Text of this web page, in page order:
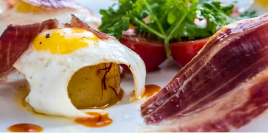
Recepty
Články
TV Program
Škola vaření